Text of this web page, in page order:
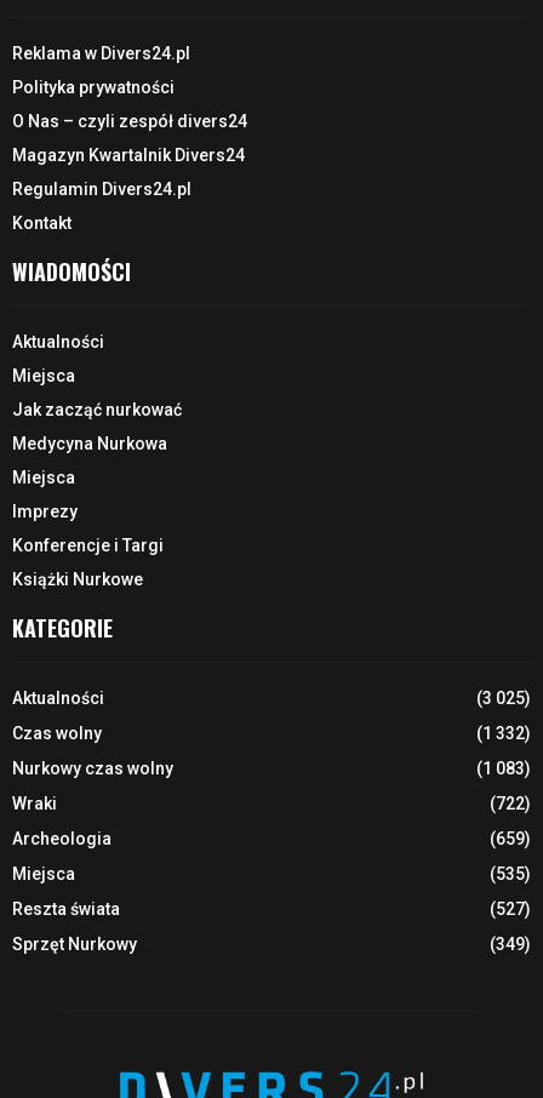
Reklama w Divers24.pl
Polityka prywatności
O Nas – czyli zespół divers24
Magazyn Kwartalnik Divers24
Regulamin Divers24.pl
Kontakt
WIADOMOŚCI
Aktualności
Miejsca
Jak zacząć nurkować
Medycyna Nurkowa
Miejsca
Imprezy
Konferencje i Targi
Książki Nurkowe
KATEGORIE
Aktualności
(3 025)
Czas wolny
(1 332)
Nurkowy czas wolny
(1 083)
Wraki
(722)
Archeologia
(659)
Miejsca
(535)
Reszta świata
(527)
Sprzęt Nurkowy
(349)